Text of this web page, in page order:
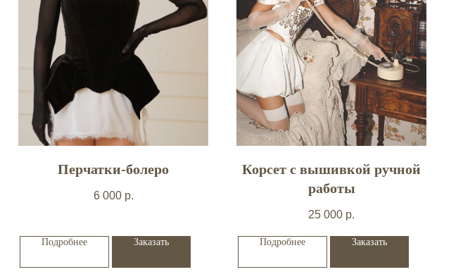
Перчатки-болеро
6 000 р.
Подробнее Заказать
Корсет с вышивкой ручной
работы
25 000 р.
Подробнее Заказать